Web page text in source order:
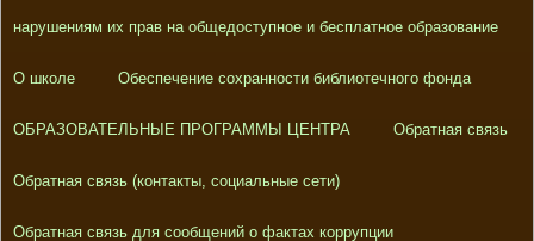
нарушениям их прав на общедоступное и бесплатное образование
О школе Обеспечение сохранности библиотечного фонда
ОБРАЗОВАТЕЛЬНЫЕ ПРОГРАММЫ ЦЕНТРА Обратная связь
Обратная связь (контакты, социальные сети)
Обратная связь для сообщений о фактах коррупции